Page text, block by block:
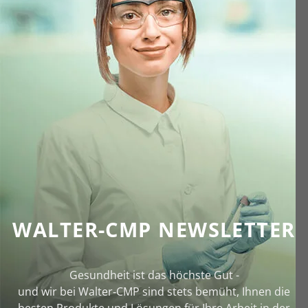
WALTER-CMP NEWSLETTER
Gesundheit ist das höchste Gut -
und wir bei Walter‑CMP sind stets bemüht, Ihnen die